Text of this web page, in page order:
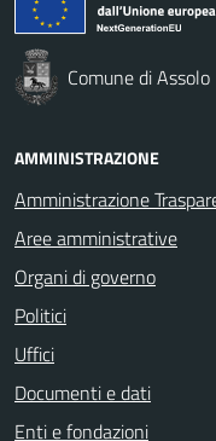
Comune di Assolo
AMMINISTRAZIONE
Amministrazione
Aree amministrative
Organi di governo
Politici
Uffici
Documenti e dati
Enti e fondazioni